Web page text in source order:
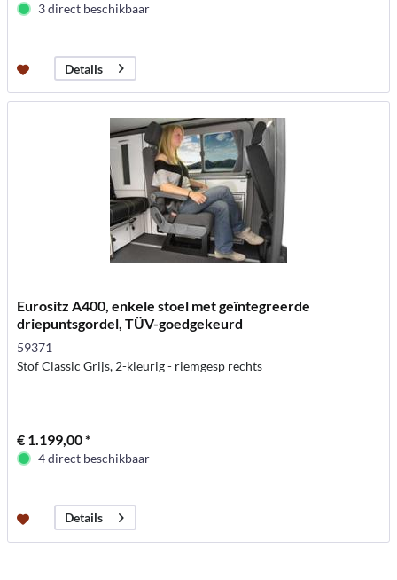
3 direct beschikbaar
Details
Eurositz A400, enkele stoel met geïntegreerde
driepuntsgordel, TÜV-goedgekeurd
59371
Stof Classic Grijs, 2-kleurig - riemgesp rechts
€ 1.199,00 *
4 direct beschikbaar
Details